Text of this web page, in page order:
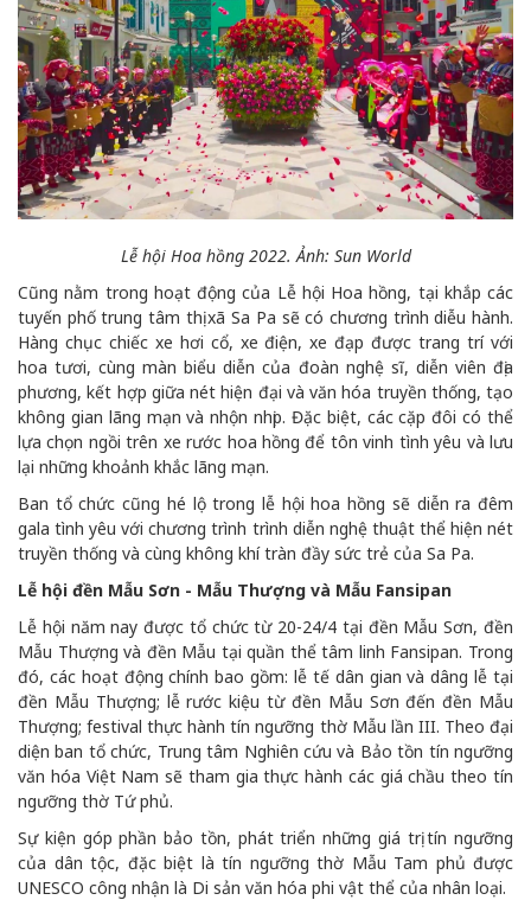
Lễ hội Hoa hồng 2022. Ảnh: Sun World
Cũng nằm trong hoạt động của Lễ hội Hoa hồng, tại khắp các
tuyến phố trung tâm thị xã Sa Pa sẽ có chương trình diễu hành.
Hàng chục chiếc xe hơi cổ, xe điện, xe đạp được trang trí với
hoa tươi, cùng màn biểu diễn của đoàn nghệ sĩ, diễn viên địa
phương, kết hợp giữa nét hiện đại và văn hóa truyền thống, tạo
không gian lãng mạn và nhộn nhịp. Đặc biệt, các cặp đôi có thể
lựa chọn ngồi trên xe rước hoa hồng để tôn vinh tình yêu và lưu
lại những khoảnh khắc lãng mạn.
Ban tổ chức cũng hé lộ trong lễ hội hoa hồng sẽ diễn ra đêm
gala tình yêu với chương trình trình diễn nghệ thuật thể hiện nét
truyền thống và cùng không khí tràn đầy sức trẻ của Sa Pa.
Lễ hội đền Mẫu Sơn - Mẫu Thượng và Mẫu Fansipan
Lễ hội năm nay được tổ chức từ 20-24/4 tại đền Mẫu Sơn, đền
Mẫu Thượng và đền Mẫu tại quần thể tâm linh Fansipan. Trong
đó, các hoạt động chính bao gồm: lễ tế dân gian và dâng lễ tại
đền Mẫu Thượng; lễ rước kiệu từ đền Mẫu Sơn đến đền Mẫu
Thượng; festival thực hành tín ngưỡng thờ Mẫu lần III. Theo đại
diện ban tổ chức, Trung tâm Nghiên cứu và Bảo tồn tín ngưỡng
văn hóa Việt Nam sẽ tham gia thực hành các giá chầu theo tín
ngưỡng thờ Tứ phủ.
Sự kiện góp phần bảo tồn, phát triển những giá trị tín ngưỡng
của dân tộc, đặc biệt là tín ngưỡng thờ Mẫu Tam phủ được
UNESCO công nhận là Di sản văn hóa phi vật thể của nhân loại.